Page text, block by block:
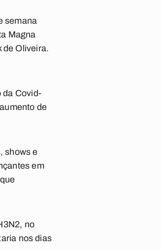
semana
Magna
de Oliveira.
da Covid-
de
shows e
em
no
nos dias